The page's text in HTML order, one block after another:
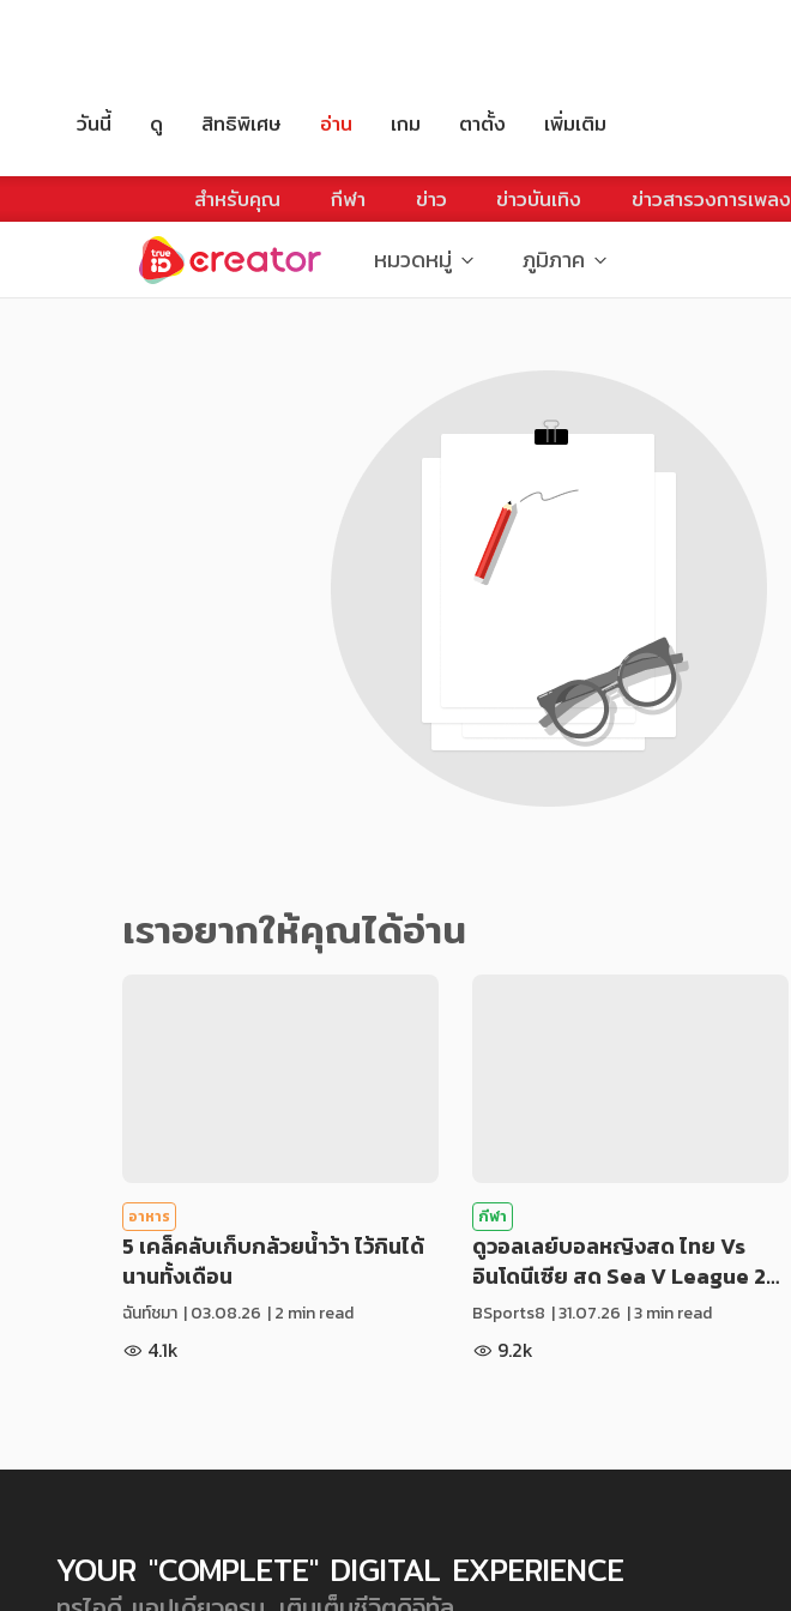
วันนี้ ดู สิทธิพิเศษ อ่าน เกม ตาตั้ง เพิ่มเติม
สำหรับคุณ กีฬา ข่าว ข่าวบันเทิง ข่าวสารวงการเพลง
หมวดหมู่ ภูมิภาค
เราอยากให้คุณได้อ่าน
อาหาร
5 เคล็คลับเก็บกล้วยน้ำว้า ไว้กินได้
นานทั้งเดือน
ฉันท์ชมา |03.08.26 | 2 min read
4.1k
กีฬา
ดูวอลเลย์บอลหญิงสด ไทย Vs
อินโดนีเซีย สด Sea V League 2…
BSports8 |31.07.26 | 3 min read
9.2k
YOUR "COMPLETE" DIGITAL EXPERIENCE